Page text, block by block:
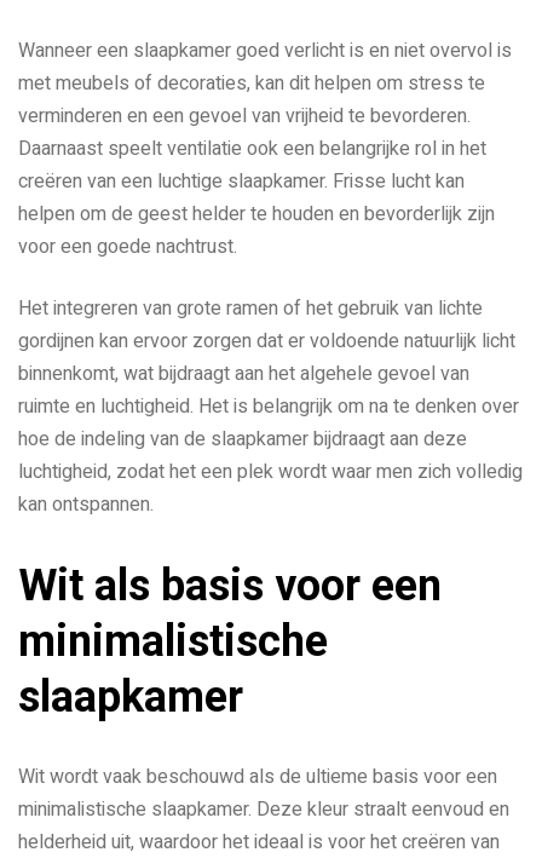
Wanneer een slaapkamer goed verlicht is en niet overvol is
met meubels of decoraties, kan dit helpen om stress te
verminderen en een gevoel van vrijheid te bevorderen.
Daarnaast speelt ventilatie ook een belangrijke rol in het
creëren van een luchtige slaapkamer. Frisse lucht kan
helpen om de geest helder te houden en bevorderlijk zijn
voor een goede nachtrust.
Het integreren van grote ramen of het gebruik van lichte
gordijnen kan ervoor zorgen dat er voldoende natuurlijk licht
binnenkomt, wat bijdraagt aan het algehele gevoel van
ruimte en luchtigheid. Het is belangrijk om na te denken over
hoe de indeling van de slaapkamer bijdraagt aan deze
luchtigheid, zodat het een plek wordt waar men zich volledig
kan ontspannen.
Wit als basis voor een
minimalistische
slaapkamer
Wit wordt vaak beschouwd als de ultieme basis voor een
minimalistische slaapkamer. Deze kleur straalt eenvoud en
helderheid uit, waardoor het ideaal is voor het creëren van